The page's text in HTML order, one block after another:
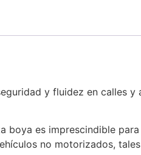
y fluidez en calles y
boya es imprescindible
no motorizados,